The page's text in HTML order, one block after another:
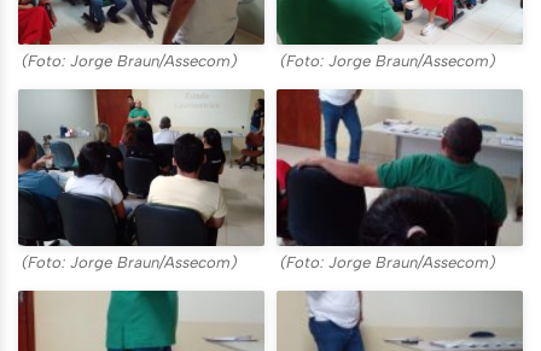
(Foto: Jorge Braun/Assecom) (Foto: Jorge Braun/Assecom)
(Foto: Jorge Braun/Assecom) (Foto: Jorge Braun/Assecom)